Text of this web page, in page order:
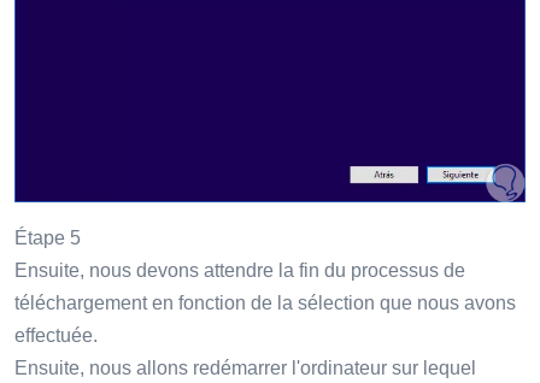
Étape 5
Ensuite, nous devons attendre la fin du processus de
téléchargement en fonction de la sélection que nous avons
effectuée.
Ensuite, nous allons redémarrer l'ordinateur sur lequel